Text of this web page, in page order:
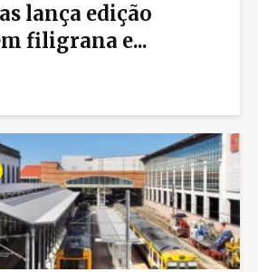
lança edição
filigrana e...